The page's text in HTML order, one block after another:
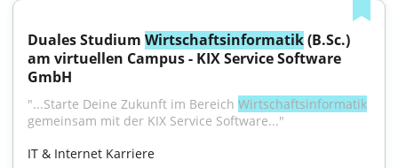
Duales Studium Wirtschaftsinformatik (B.Sc.)
am virtuellen Campus - KIX Service Software
GmbH
"...Starte Deine Zukunft im Bereich Wirtschaftsinformatik
gemeinsam mit der KIX Service Software..."
IT & Internet Karriere